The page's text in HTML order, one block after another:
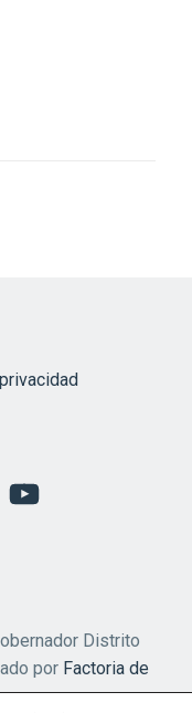
YouTube
Distrito
por Factoria de